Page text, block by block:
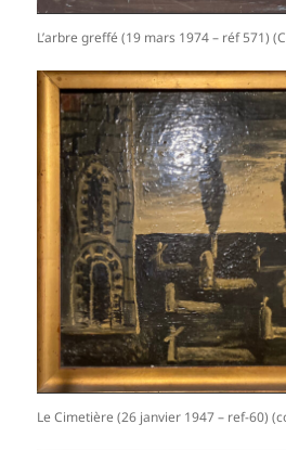
L’arbre greffé (19 mars 1974 – réf 571)
Le Cimetière (26 janvier 1947 – ref-60)